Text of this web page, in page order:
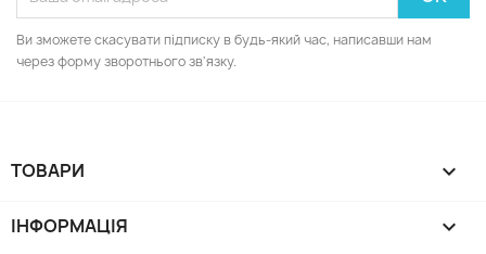
Ви зможете скасувати підписку в будь-який час, написавши нам
через форму зворотнього зв'язку.
ТОВАРИ 
ІНФОРМАЦІЯ 